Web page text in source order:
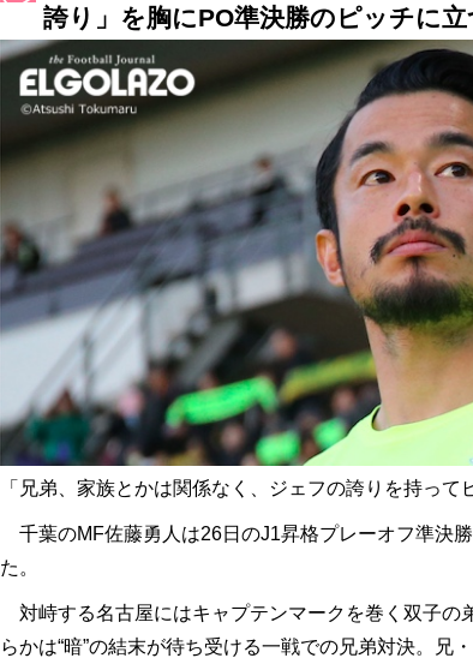
誇り」を胸にPO準決勝のピッチに立
「兄弟、家族とかは関係なく、ジェフの誇りを持って
千葉のMF佐藤勇人は26日のJ1昇格プレーオフ準決
た。
対峙する名古屋にはキャプテンマークを巻く双子の
らかは“暗”の結末が待ち受ける一戦での兄弟対決。兄